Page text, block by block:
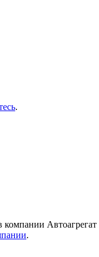
.
компании Автоагрегат
.